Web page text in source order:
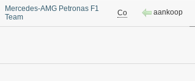
Mercedes-AMG Petronas F1
Team
Co aankoop